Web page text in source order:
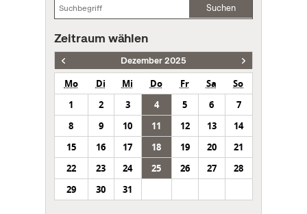
Suchen
Zeitraum wählen
Dezember 2025
Mo Di Mi Do Fr Sa
So
1
2 3 4 5 6
7
8
9 10 11 12 13
14
15
16 17 18 19 20
21
22
23 24 25 26 27
28
29
30 31